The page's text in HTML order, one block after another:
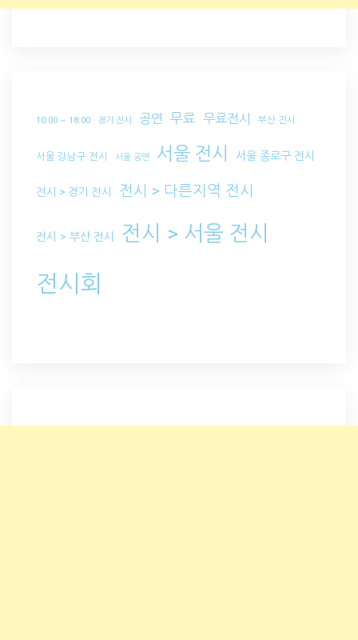
10:00 ~ 18:00 경기 전시 공연 무료 무료전시 부산 전시
서울 강남구 전시 서울 공연 서울 전시 서울 종로구 전시
전시 > 경기 전시 전시 > 다른지역 전시
전시 > 부산 전시 전시 > 서울 전시
전시회